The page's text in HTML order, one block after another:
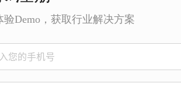
验Demo，获取行业解决方案